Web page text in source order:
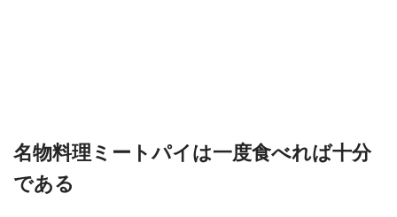
名物料理ミートパイは一度食べれば十分
である